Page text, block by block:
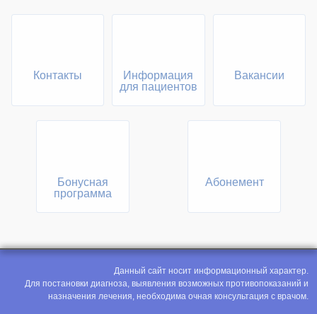
Контакты
Информация
для пациентов
Вакансии
Бонусная
программа
Абонемент
Данный сайт носит информационный характер.
Для постановки диагноза, выявления возможных противопоказаний и
назначения лечения, необходима очная консультация с врачом.